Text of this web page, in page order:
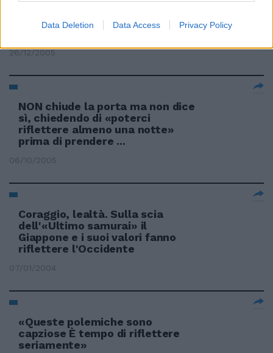
Data Deletion Data Access Privacy Policy
centro clinico a riflettere in
26/12/2005
NON chiude la porta ma non dice
sì, chiedendo di «poterci
riflettere almeno una notte»
prima di prendere ...
06/10/2005
Coraggio, lealtà. Sulla scia
dell'«Ultimo samurai» il
Giappone e i suoi valori fanno
riflettere l'Occidente
07/01/2004
«Queste polemiche sono
capziose È tempo di riflettere
seriamente»